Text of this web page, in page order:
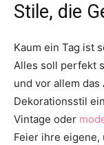
Stile, die
Kaum ein Tag ist
Alles soll perfekt
und vor allem
Dekorationsstil
Vintage oder
Feier ihre eigene,